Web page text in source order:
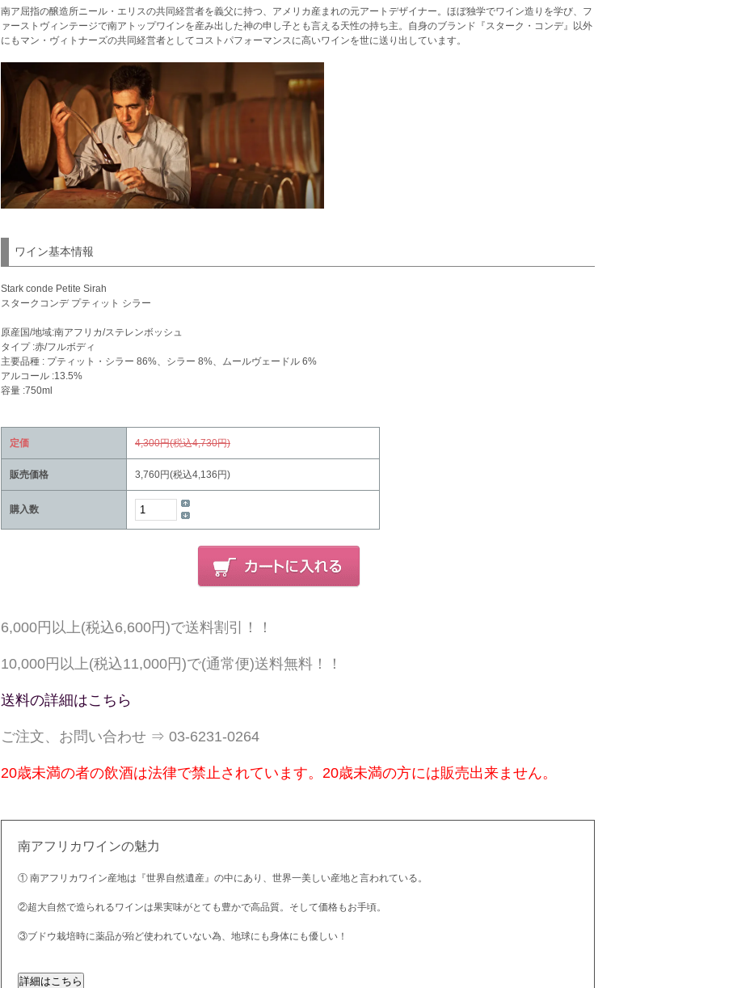
南ア屈指の醸造所ニール・エリスの共同経営者を義父に持つ、アメリカ産まれの元アートデザイナー。ほぼ独学でワイン造りを学び、フ
ァーストヴィンテージで南アトップワインを産み出した神の申し子とも言える天性の持ち主。自身のブランド『スターク・コンデ』以外
にもマン・ヴィトナーズの共同経営者としてコストパフォーマンスに高いワインを世に送り出しています。
ワイン基本情報
Stark conde Petite Sirah
スタークコンデ プティット シラー
原産国/地域:南アフリカ/ステレンボッシュ
タイプ :赤/フルボディ
主要品種 : プティット・シラー 86%、シラー 8%、ムールヴェードル 6%
アルコール :13.5%
容量 :750ml
定価 4,300円(税込4,730円)
販売価格 3,760円(税込4,136円)
購入数
6,000円以上(税込6,600円)で送料割引！！
10,000円以上(税込11,000円)で(通常便)送料無料！！
送料の詳細はこちら
ご注文、お問い合わせ ⇒ 03-6231-0264
20歳未満の者の飲酒は法律で禁止されています。20歳未満の方には販売出来ません。
南アフリカワインの魅力
① 南アフリカワイン産地は『世界自然遺産』の中にあり、世界一美しい産地と言われている。
②超大自然で造られるワインは果実味がとても豊かで高品質。そして価格もお手頃。
③ブドウ栽培時に薬品が殆ど使われていない為、地球にも身体にも優しい！